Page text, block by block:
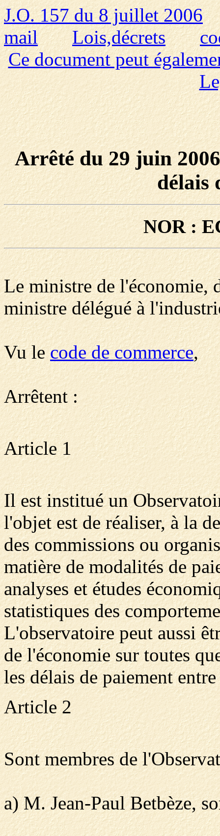
J.O. 157 du 8 juillet 2006
mail
Lois,décrets
Ce document peut
Arrêté du 29 juin
délais
NOR :
Le ministre de l'économie,
ministre délégué à
Vu lecode de commerce,
Arrêtent :
Article 1
Il est institué un
l'objet est de réaliser, à la
des commissions ou
matière de modalités de
analyses et études
statistiques des
L'observatoire peut aussi
de l'économie sur toutes
les délais de paiement
Article 2
Sont membres de
a) M. Jean-Paul Betbèze,